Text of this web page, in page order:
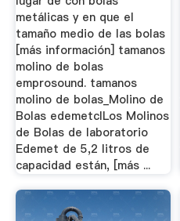
metálicas y en que el
tamaño medio de las bolas
[más información] tamanos
molino de bolas
emprosound. tamanos
molino de bolas_Molino de
Bolas edemetclLos Molinos
de Bolas de laboratorio
Edemet de 5,2 litros de
capacidad están, [más ...